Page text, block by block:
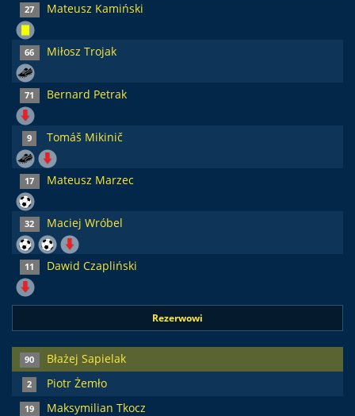
27 Mateusz Kamiński
66 Miłosz Trojak
71 Bernard Petrak
9 Tomáš Mikinič
17 Mateusz Marzec
32 Maciej Wróbel
11 Dawid Czapliński
Rezerwowi
90 Błażej Sapielak
2 Piotr Żemło
19 Maksymilian Tkocz